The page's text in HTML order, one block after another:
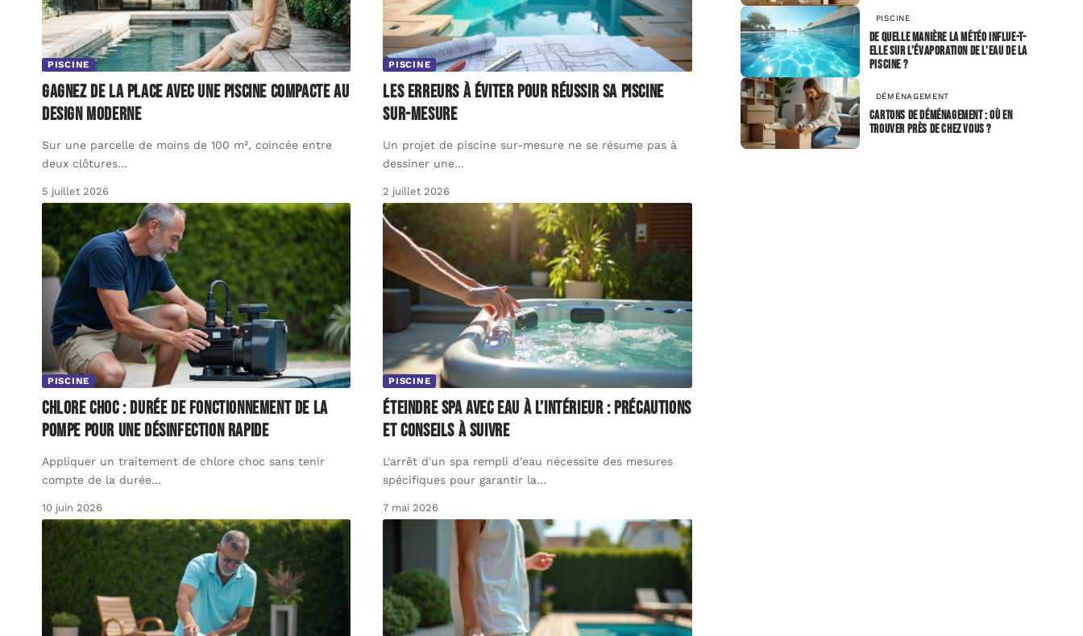
PISCINE
Gagnez de la place avec une piscine compacte au
design moderne
Sur une parcelle de moins de 100 m², coincée entre
deux clôtures…
5 juillet 2026
PISCINE
Les erreurs à éviter pour réussir sa piscine
sur-mesure
Un projet de piscine sur-mesure ne se résume pas à
dessiner une…
2 juillet 2026
PISCINE
Chlore choc : durée de fonctionnement de la
pompe pour une désinfection rapide
Appliquer un traitement de chlore choc sans tenir
compte de la durée…
10 juin 2026
PISCINE
Éteindre spa avec eau à l’intérieur : précautions
et conseils à suivre
L'arrêt d'un spa rempli d'eau nécessite des mesures
spécifiques pour garantir la…
7 mai 2026
PISCINE
De quelle manière la météo influe-t-
elle sur l’évaporation de l’eau de la
piscine ?
DÉMÉNAGEMENT
Cartons de déménagement : où en
trouver près de chez vous ?